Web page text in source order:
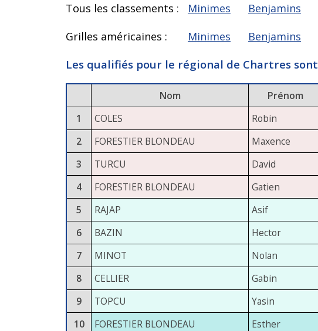
Tous les classements : Minimes Benjamins
Grilles américaines : Minimes Benjamins
Les qualifiés pour le régional de Chartres sont
Nom Prénom
1
COLES Robin
2
FORESTIER BLONDEAU Maxence
3
TURCU David
4
FORESTIER BLONDEAU Gatien
5
RAJAP Asif
6
BAZIN Hector
7
MINOT Nolan
8
CELLIER Gabin
9
TOPCU Yasin
10
FORESTIER BLONDEAU Esther